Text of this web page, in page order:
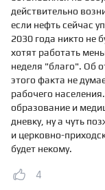
действительно
если нефть сейчас
2030 года никто не
хотят работать
неделя "благо". Об
этого факта не
рабочего
образование и
дневку, ну а чуть
и церковно-
будет некому.
4